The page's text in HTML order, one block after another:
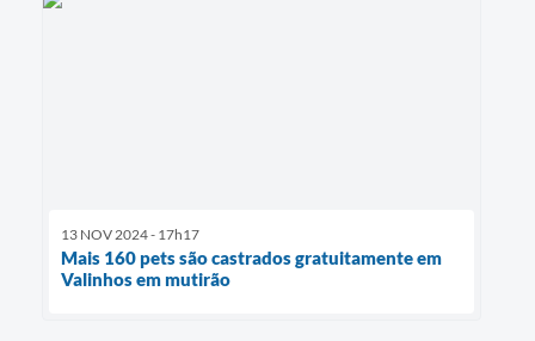
13 NOV 2024 - 17h17
Mais 160 pets são castrados gratuitamente em
Valinhos em mutirão